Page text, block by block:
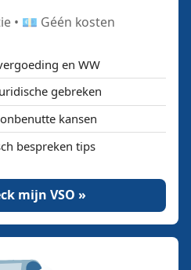
• 💶 Géén kosten
en WW
gebreken
kansen
bespreken tips
mijn VSO »